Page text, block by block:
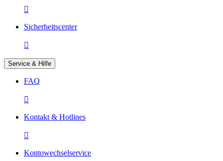

Sicherheitscenter

Service & Hilfe
FAQ

Kontakt & Hotlines

Kontowechselservice